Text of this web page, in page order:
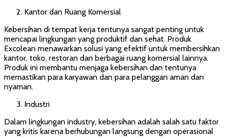
Kantor dan Ruang Komersial
Kebersihan di tempat kerja tentunya sangat penting untuk
mencapai lingkungan yang produktif dan sehat. Produk
Excolean menawarkan solusi yang efektif untuk membersihkan
kantor, toko, restoran dan berbagai ruang komersial lainnya.
Produk ini membantu menjaga kebersihan dan tentunya
memastikan para karyawan dan para pelanggan aman dan
nyaman.
Industri
Dalam lingkungan industry, kebersihan adalah salah satu faktor
yang kritis karena berhubungan langsung dengan operasional